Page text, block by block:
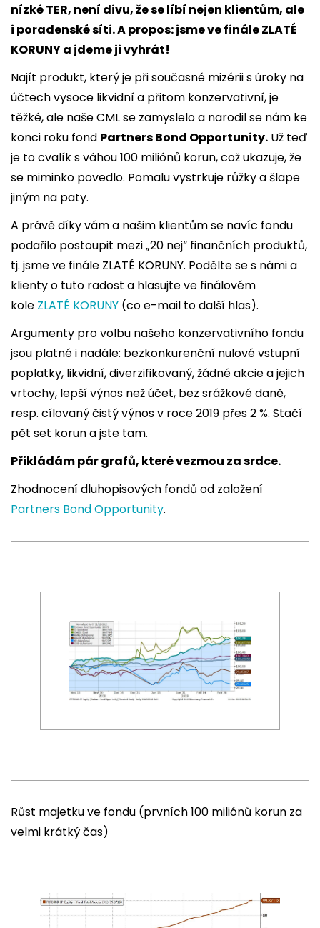
nízké TER, není divu, že se líbí nejen klientům, ale
i poradenské síti. A propos: jsme ve finále ZLATÉ
KORUNY a jdeme ji vyhrát!
Najít produkt, který je při současné mizérii s úroky na
účtech vysoce likvidní a přitom konzervativní, je
těžké, ale naše CML se zamyslelo a narodil se nám ke
konci roku fond Partners Bond Opportunity. Už teď
je to cvalík s váhou 100 miliónů korun, což ukazuje, že
se miminko povedlo. Pomalu vystrkuje růžky a šlape
jiným na paty.
A právě díky vám a našim klientům se navíc fondu
podařilo postoupit mezi „20 nej“ finančních produktů,
tj. jsme ve finále ZLATÉ KORUNY. Podělte se s námi a
klienty o tuto radost a hlasujte ve finálovém
kole ZLATÉ KORUNY (co e-mail to další hlas).
Argumenty pro volbu našeho konzervativního fondu
jsou platné i nadále: bezkonkurenční nulové vstupní
poplatky, likvidní, diverzifikovaný, žádné akcie a jejich
vrtochy, lepší výnos než účet, bez srážkové daně,
resp. cílovaný čistý výnos v roce 2019 přes 2 %. Stačí
pět set korun a jste tam.
Přikládám pár grafů, které vezmou za srdce.
Zhodnocení dluhopisových fondů od založení
Partners Bond Opportunity.
Růst majetku ve fondu (prvních 100 miliónů korun za
velmi krátký čas)